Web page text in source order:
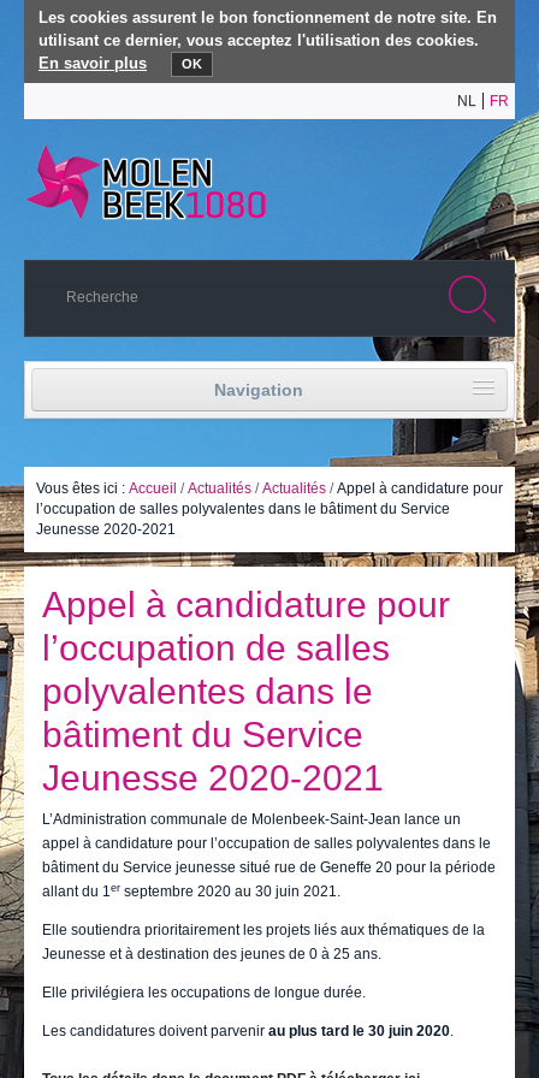
Les cookies assurent le bon fonctionnement de notre site. En
utilisant ce dernier, vous acceptez l'utilisation des cookies.
En savoir plus
OK
NL FR
Navigation
Vie politique
Je vis
Je visite
Publications
Actualités
E-guichet / Prendre RDV
Actualités
Vous êtes ici : Accueil /Actualités /Actualités /Appel à candidature pour
l’occupation de salles polyvalentes dans le bâtiment du Service
Jeunesse 2020-2021
Appel à candidature pour
l’occupation de salles
polyvalentes dans le
bâtiment du Service
Jeunesse 2020-2021
L’Administration communale de Molenbeek-Saint-Jean lance un
appel à candidature pour l’occupation de salles polyvalentes dans le
bâtiment du Service jeunesse situé rue de Geneffe 20 pour la période
allant du 1er septembre 2020 au 30 juin 2021.
Elle soutiendra prioritairement les projets liés aux thématiques de la
Jeunesse et à destination des jeunes de 0 à 25 ans.
Elle privilégiera les occupations de longue durée.
Les candidatures doivent parvenir au plus tard le 30 juin 2020.